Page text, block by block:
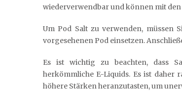
wiederverwendbar und können mit
Um Pod Salt zu verwenden, müssen
vorgesehenen Pod einsetzen.
Es ist wichtig zu beachten, dass
herkömmliche E-Liquids. Es ist daher
höhere Stärken heranzutasten, um